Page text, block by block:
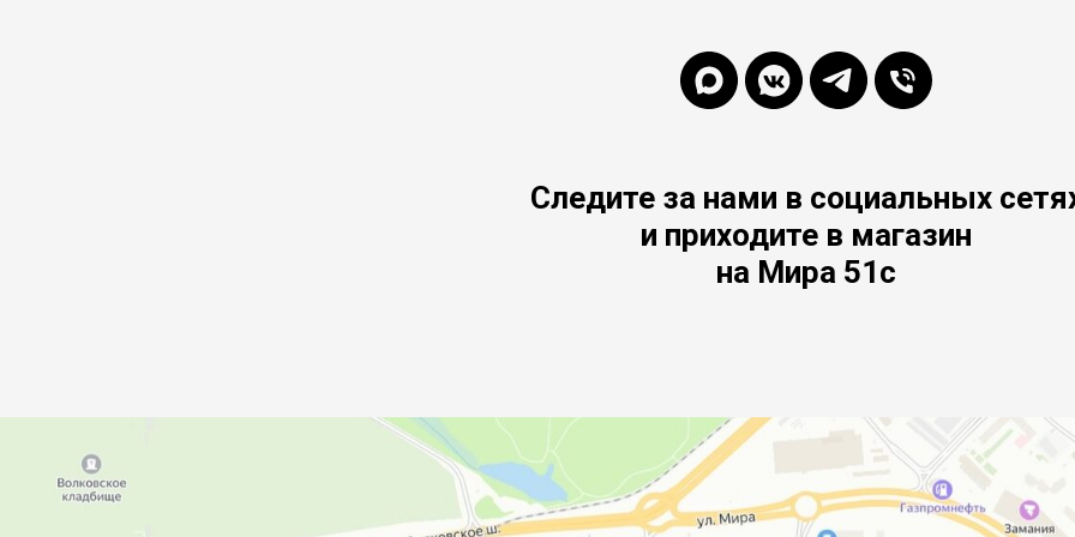
Следите за нами в социальных
и приходите в магазин
на Мира 51с